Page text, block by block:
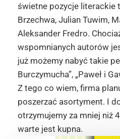
świetne pozycje literackie
Brzechwa, Julian Tuwim,
Aleksander Fredro.
wspomnianych autorów
już możemy nabyć takie
Burczymucha”, „Paweł i
Z tego co wiem, firma
poszerzać asortyment. I
otrzymujemy za mniej niż
warte jest kupna.